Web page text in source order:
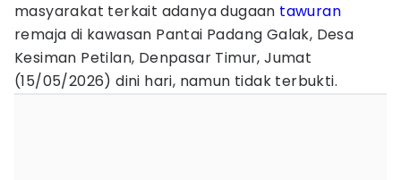
masyarakat terkait adanya dugaan tawuran
remaja di kawasan Pantai Padang Galak, Desa
Kesiman Petilan, Denpasar Timur, Jumat
(15/05/2026) dini hari, namun tidak terbukti.